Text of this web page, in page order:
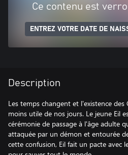
Ce contenu est
ENTREZ VOTRE DATE DE
Description
Les temps changent et l'existence des
moins utile de nos jours. Le jeune Eil
cérémonie de passage à l'âge adulte
attaquée par un démon et entourée
cette confusion, Eil fait un pacte avec